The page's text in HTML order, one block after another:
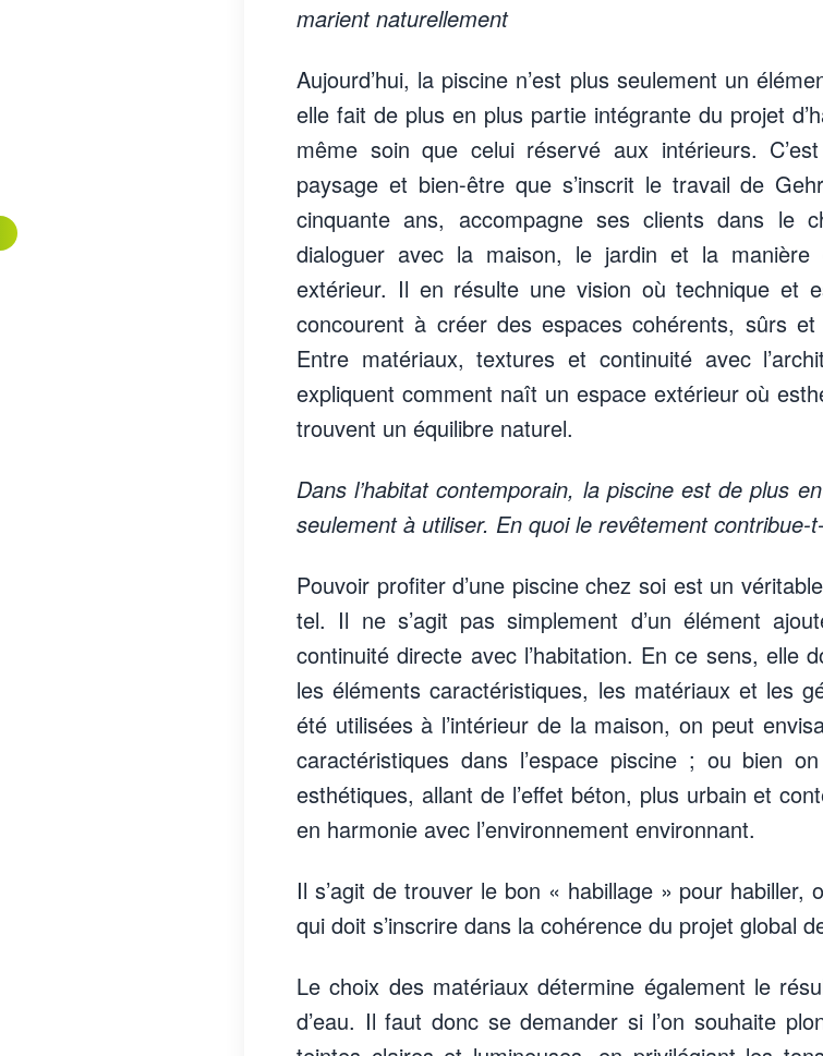
marient naturellement
Aujourd’hui, la piscine n’est plus seulement un
elle fait de plus en plus partie intégrante du projet
même soin que celui réservé aux intérieurs.
paysage et bien-être que s’inscrit le travail de
cinquante ans, accompagne ses clients dans le
dialoguer avec la maison, le jardin et la manière
extérieur. Il en résulte une vision où technique et
concourent à créer des espaces cohérents, sûrs
Entre matériaux, textures et continuité avec
expliquent comment naît un espace extérieur où
trouvent un équilibre naturel.
Dans l’habitat contemporain, la piscine est de plus
seulement à utiliser. En quoi le revêtement
Pouvoir profiter d’une piscine chez soi est un
tel. Il ne s’agit pas simplement d’un élément
continuité directe avec l’habitation. En ce sens, elle
les éléments caractéristiques, les matériaux et les
été utilisées à l’intérieur de la maison, on peut
caractéristiques dans l’espace piscine ; ou bien
esthétiques, allant de l’effet béton, plus urbain et
en harmonie avec l’environnement environnant.
Il s’agit de trouver le bon « habillage » pour
qui doit s’inscrire dans la cohérence du projet global
Le choix des matériaux détermine également le
d’eau. Il faut donc se demander si l’on souhaite